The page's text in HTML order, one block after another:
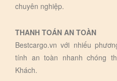
chuyên nghiệp.
THANH TOÁN AN TOÀN
Bestcargo.vn với nhiếu
tính an toàn nhanh chóng
Khách.